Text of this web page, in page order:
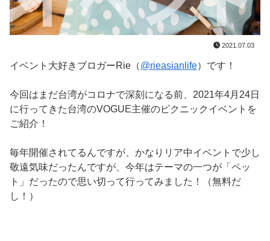
2021.07.03
イベント大好きブロガーRie（@rieasianlife）です！
今回はまだ台湾がコロナで深刻になる前、2021年4月24日
に行ってきた台湾のVOGUE主催のピクニックイベントを
ご紹介！
毎年開催されてるんですが、かなりリア中イベントで少し
敬遠気味だったんですが、今年はテーマの一つが「ペッ
ト」だったので思い切って行ってみました！（無料だ
し！）